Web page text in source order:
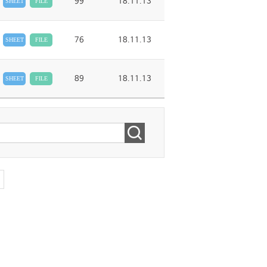
SHEET FILE 76 18.11.13
SHEET FILE 89 18.11.13